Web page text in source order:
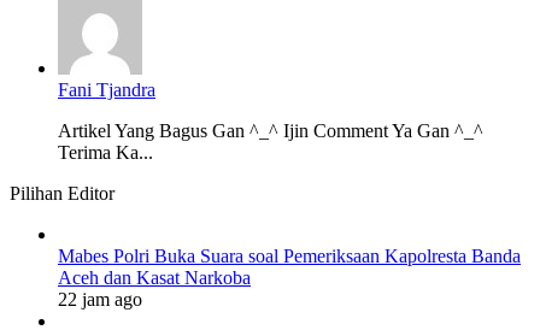
Fani Tjandra
Artikel Yang Bagus Gan ^_^ Ijin Comment Ya Gan ^_^
Terima Ka...
Pilihan Editor
Mabes Polri Buka Suara soal Pemeriksaan Kapolresta Banda
Aceh dan Kasat Narkoba
22 jam ago